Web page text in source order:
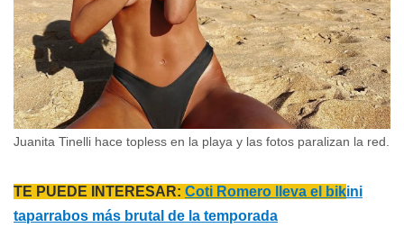
Juanita Tinelli hace topless en la playa y las fotos paralizan la red.
TE PUEDE INTERESAR: Coti Romero lleva el bikini
taparrabos más brutal de la temporada